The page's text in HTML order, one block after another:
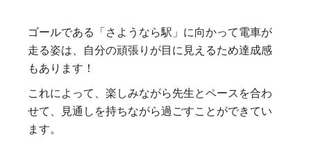
ゴールである「さようなら駅」に向かって電車が
走る姿は、自分の頑張りが目に見えるため達成感
もあります！
これによって、楽しみながら先生とペースを合わ
せて、見通しを持ちながら過ごすことができてい
ます。